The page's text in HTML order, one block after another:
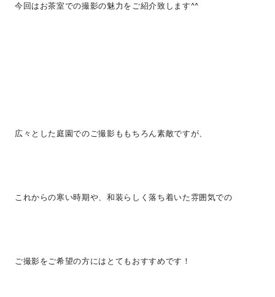
今回はお茶室での撮影の魅力をご紹介致します^^
広々とした庭園でのご撮影ももちろん素敵ですが、
これからの寒い時期や、和装らしく落ち着いた雰囲気での
ご撮影をご希望の方にはとてもおすすめです！